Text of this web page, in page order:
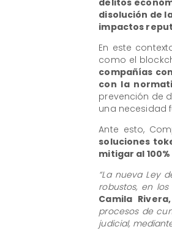
disolución de
impactos
En este
como el
compañías
con la
prevención de
una necesidad
Ante esto,
soluciones
mitigar al
“La nueva Ley
robustos, en
Camila
procesos de
judicial,